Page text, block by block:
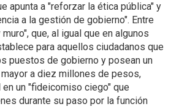
apunta a "reforzar la ética pública" y
a la gestión de gobierno". Entre
que, al igual que en algunos
para aquellos ciudadanos que
puestos de gobierno y posean un
a diez millones de pesos,
un "fideicomiso ciego" que
durante su paso por la función